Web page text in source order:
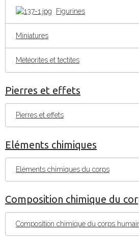
Figurines
Miniatures
Météorites et tectites
Pierres et effets
Pierres et effets
Eléments chimiques
Eléments chimiques du corps
Composition chimique du
Composition chimique du corps